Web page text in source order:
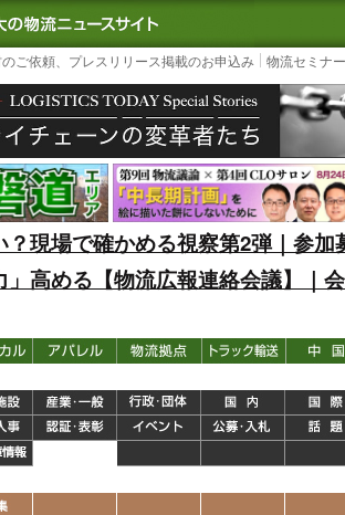
TODAY｜国内最大の物流ニュースサイ
3PL,
ご依頼、プレスリリース掲載のお申込み 物流セミナ
現場で確かめる視察第2弾｜参加
高める【物流広報連絡会議】｜